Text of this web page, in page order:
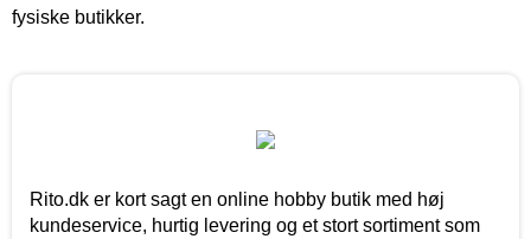
fysiske butikker.
Rito.dk er kort sagt en online hobby butik med høj
kundeservice, hurtig levering og et stort sortiment som